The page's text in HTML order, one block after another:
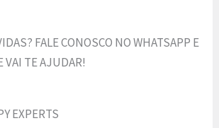
FALE CONOSCO NO WHATSAPP E
VAI TE AJUDAR!
EXPERTS